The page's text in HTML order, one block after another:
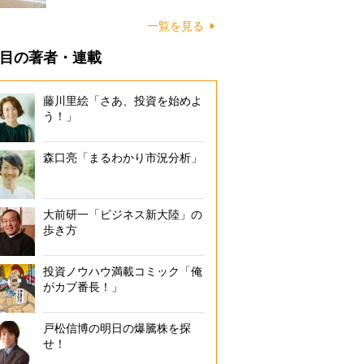
一覧を見る
の著者・連載
藤川里絵「さあ、投資を始めよ
う！」
森口亮「まるわかり市況分析」
大前研一「ビジネス新大陸」の
歩き方
投資ノウハウ満載コミック「俺
がカブ番長！」
戸松信博の明日の爆騰株を探
せ！